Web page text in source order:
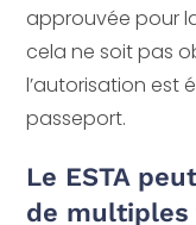
approuvée pour
cela ne soit pas
l’autorisation est
passeport.
Le ESTA
de multiples